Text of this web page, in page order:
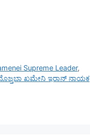
Supreme Leader,
ಖಮೇನಿ ಇರಾನ್ ನಾಯಕ